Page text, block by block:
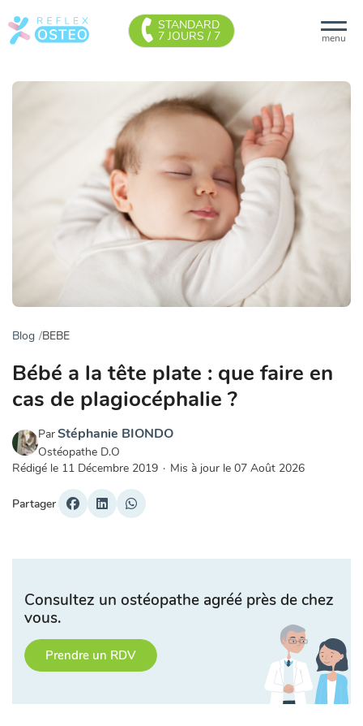
menu
STANDARD
7 JOURS / 7
Blog BEBE
Bébé a la tête plate : que faire en
cas de plagiocéphalie ?
ParStéphanie BIONDO
Ostéopathe D.O
Rédigé le 11 Décembre 2019 · Mis à jour le 07 Août 2026
Partager
Consultez un ostéopathe agréé près de chez
vous.
Prendre un RDV